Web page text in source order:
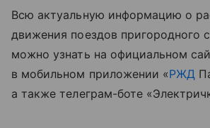
Всю актуальную информацию о
движения поездов пригородного
можно узнать на официальном
в мобильном приложении «РЖД
а также телеграм-боте